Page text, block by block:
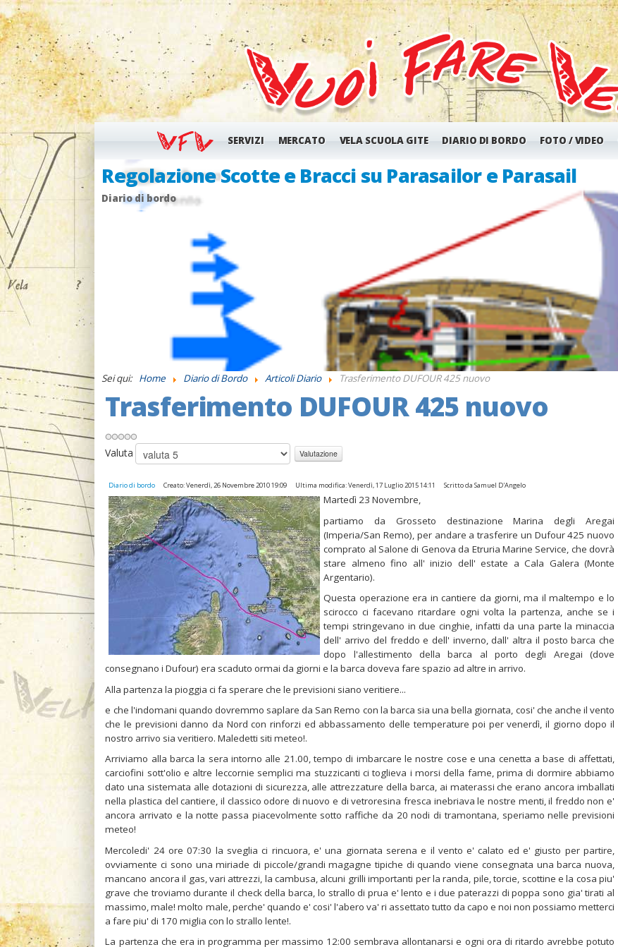
SERVIZI MERCATO VELA SCUOLA GITE DIARIO DI BORDO FOTO / VIDEO
Centri O'pen BIC Toscana
Diario di bordo
Sei qui: Home Diario di Bordo Articoli Diario Trasferimento DUFOUR 425 nuovo
Trasferimento DUFOUR 425 nuovo
Valuta
Diario di bordo Creato: Venerdì, 26 Novembre 2010 19:09 Ultima modifica: Venerdì, 17 Luglio 2015 14:11 Scritto da Samuel D'Angelo
Martedì 23 Novembre,
partiamo da Grosseto destinazione Marina degli Aregai
(Imperia/San Remo), per andare a trasferire un Dufour 425 nuovo
comprato al Salone di Genova da Etruria Marine Service, che dovrà
stare almeno fino all' inizio dell' estate a Cala Galera (Monte
Argentario).
Questa operazione era in cantiere da giorni, ma il maltempo e lo
scirocco ci facevano ritardare ogni volta la partenza, anche se i
tempi stringevano in due cinghie, infatti da una parte la minaccia
dell' arrivo del freddo e dell' inverno, dall' altra il posto barca che
dopo l'allestimento della barca al porto degli Aregai (dove
consegnano i Dufour) era scaduto ormai da giorni e la barca doveva fare spazio ad altre in arrivo.
Alla partenza la pioggia ci fa sperare che le previsioni siano veritiere...
e che l'indomani quando dovremmo saplare da San Remo con la barca sia una bella giornata, cosi' che anche il vento
che le previsioni danno da Nord con rinforzi ed abbassamento delle temperature poi per venerdì, il giorno dopo il
nostro arrivo sia veritiero. Maledetti siti meteo!.
Arriviamo alla barca la sera intorno alle 21.00, tempo di imbarcare le nostre cose e una cenetta a base di affettati,
carciofini sott'olio e altre leccornie semplici ma stuzzicanti ci toglieva i morsi della fame, prima di dormire abbiamo
dato una sistemata alle dotazioni di sicurezza, alle attrezzature della barca, ai materassi che erano ancora imballati
nella plastica del cantiere, il classico odore di nuovo e di vetroresina fresca inebriava le nostre menti, il freddo non e'
ancora arrivato e la notte passa piacevolmente sotto raffiche da 20 nodi di tramontana, speriamo nelle previsioni
meteo!
Mercoledi' 24 ore 07:30 la sveglia ci rincuora, e' una giornata serena e il vento e' calato ed e' giusto per partire,
ovviamente ci sono una miriade di piccole/grandi magagne tipiche di quando viene consegnata una barca nuova,
mancano ancora il gas, vari attrezzi, la cambusa, alcuni grilli importanti per la randa, pile, torcie, scottine e la cosa piu'
grave che troviamo durante il check della barca, lo strallo di prua e' lento e i due paterazzi di poppa sono gia' tirati al
massimo, male! molto male, perche' quando e' cosi' l'abero va' ri assettato tutto da capo e noi non possiamo metterci
a fare piu' di 170 miglia con lo strallo lente!.
La partenza che era in programma per massimo 12:00 sembrava allontanarsi e ogni ora di ritardo avrebbe potuto